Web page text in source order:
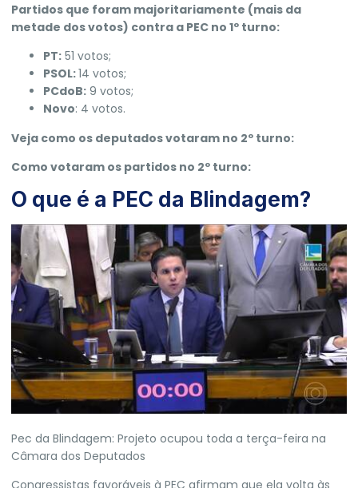
Partidos que foram majoritariamente (mais da
metade dos votos) contra a PEC no 1º turno:
PT: 51 votos;
PSOL:14 votos;
PCdoB: 9 votos;
Novo: 4 votos.
Veja como os deputados votaram no 2º turno:
Como votaram os partidos no 2º turno:
O que é a PEC da Blindagem?
Pec da Blindagem: Projeto ocupou toda a terça-feira na
Câmara dos Deputados